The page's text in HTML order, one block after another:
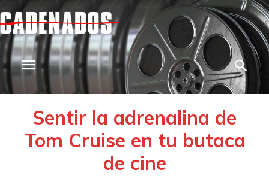
Sentir la adrenalina de
Tom Cruise en tu butaca
de cine